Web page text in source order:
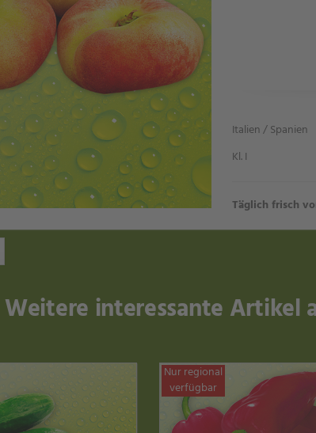
Italien / Spanien
Kl. I
Täglich frisch
Weitere interessante Artikel
Nur regional
verfügbar